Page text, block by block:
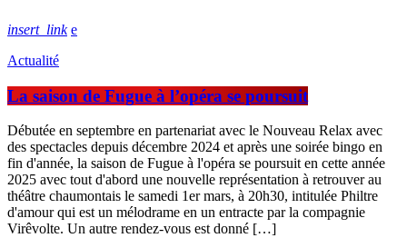
insert_link
Actualité
La saison de Fugue à l’opéra se poursuit
Débutée en septembre en partenariat avec le Nouveau Relax avec
des spectacles depuis décembre 2024 et après une soirée bingo en
fin d'année, la saison de Fugue à l'opéra se poursuit en cette année
2025 avec tout d'abord une nouvelle représentation à retrouver au
théâtre chaumontais le samedi 1er mars, à 20h30, intitulée Philtre
d'amour qui est un mélodrame en un entracte par la compagnie
Virêvolte. Un autre rendez-vous est donné […]